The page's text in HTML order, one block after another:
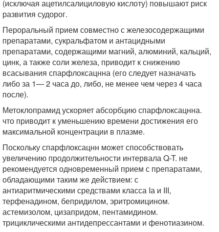
(исключая ацетилсалициловую кислоту) повышают риск
развития судорог.
Пероральный прием совместно с железосодержащими
препаратами, сукральфатом и антацидными
препаратами, содержащими магний, алюминий, кальций,
цинк, а также соли железа, приводит к снижению
всасывания спарфлоксацнна (его следует назначать
либо за 1— 2 часа до, либо, не менее чем через 4 часа
после).
Метоклопрамид ускоряет абсорбцию спарфлоксацнна.
что приводит к уменьшению времени достижения его
максимальной концентрации в плазме.
Поскольку спарфлоксацнн может способствовать
увеличению продолжительности интервала Q-T. не
рекомендуется одновременный прием с препаратами,
обладающими таким же действием: с
антиаритмическими средствами класса Iа и III,
терфенадином, бепридилом, эритромицином.
астемизолом, цизапридом, пентамидином.
трициклическими антидепрессантами и фенотиазином.